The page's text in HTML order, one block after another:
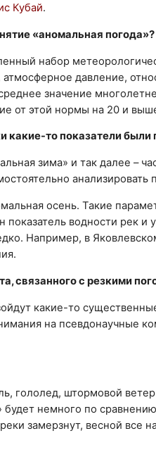
Кубай.
«аномальная погода»?
набор
атмосферное давление,
значение
от этой нормы на 20 и
какие-то показатели
зима» и так далее –
осень. Такие
водности рек и
Например, в
связанного с резкими
какие-то
на псевдонаучные
гололед, штормовой
будет немного по
замерзнут, весной все